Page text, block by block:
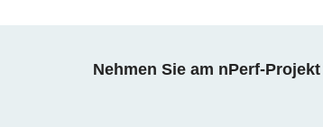
Nehmen Sie am nPerf-